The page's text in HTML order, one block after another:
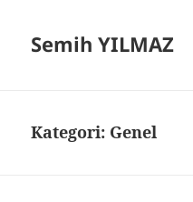
Semih YILMAZ
Kategori: Genel